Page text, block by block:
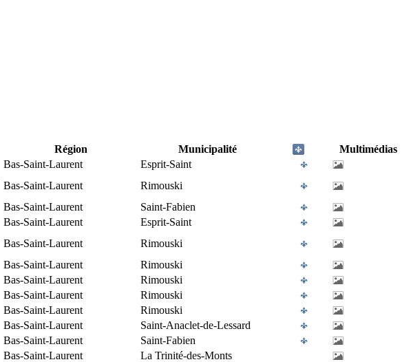
Région Municipalité
Multimédias
Bas-Saint-Laurent
Esprit-Saint
Bas-Saint-Laurent
Rimouski
Bas-Saint-Laurent
Saint-Fabien
Bas-Saint-Laurent
Esprit-Saint
Bas-Saint-Laurent
Rimouski
Bas-Saint-Laurent
Rimouski
Bas-Saint-Laurent
Rimouski
Bas-Saint-Laurent
Rimouski
Bas-Saint-Laurent
Rimouski
Bas-Saint-Laurent
Saint-Anaclet-de-Lessard
Bas-Saint-Laurent
Saint-Fabien
Bas-Saint-Laurent
La Trinité-des-Monts